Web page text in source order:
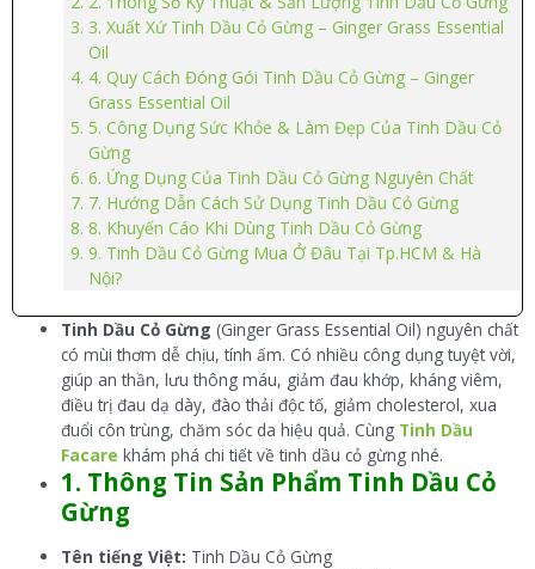
3. Xuất Xứ Tinh Dầu Cỏ Gừng – Ginger Grass Essential
Oil
4. Quy Cách Đóng Gói Tinh Dầu Cỏ Gừng – Ginger
Grass Essential Oil
5. Công Dụng Sức Khỏe & Làm Đẹp Của Tinh Dầu Cỏ
Gừng
6. Ứng Dụng Của Tinh Dầu Cỏ Gừng Nguyên Chất
7. Hướng Dẫn Cách Sử Dụng Tinh Dầu Cỏ Gừng
8. Khuyến Cáo Khi Dùng Tinh Dầu Cỏ Gừng
9. Tinh Dầu Cỏ Gừng Mua Ở Đâu Tại Tp.HCM & Hà
Nội?
Tinh Dầu Cỏ Gừng (Ginger Grass Essential Oil) nguyên chất
có mùi thơm dễ chịu, tính ấm. Có nhiều công dụng tuyệt vời,
giúp an thần, lưu thông máu, giảm đau khớp, kháng viêm,
điều trị đau dạ dày, đào thải độc tố, giảm cholesterol, xua
đuổi côn trùng, chăm sóc da hiệu quả. Cùng Tinh Dầu
Facare khám phá chi tiết về tinh dầu cỏ gừng nhé.
1. Thông Tin Sản Phẩm Tinh Dầu Cỏ
Gừng
Tên tiếng Việt: Tinh Dầu Cỏ Gừng